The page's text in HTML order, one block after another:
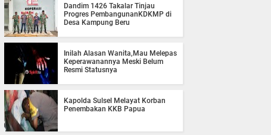
Dandim 1426 Takalar Tinjau
Progres PembangunanKDKMP di
Desa Kampung Beru
Inilah Alasan Wanita,Mau Melepas
Keperawanannya Meski Belum
Resmi Statusnya
Kapolda Sulsel Melayat Korban
Penembakan KKB Papua